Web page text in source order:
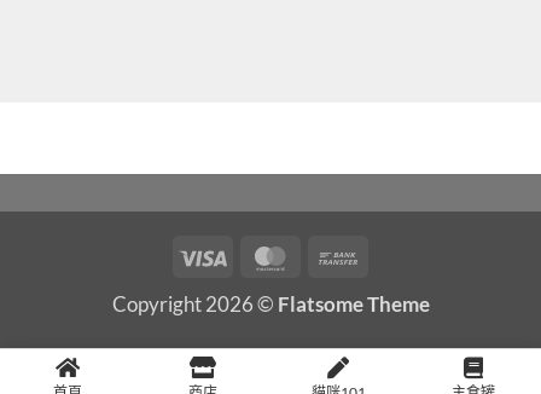
Visa MasterCard
Copyright 2026 © Flatsome Theme